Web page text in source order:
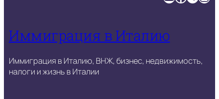
Иммиграция в Италию
Иммиграция в Италию, ВНЖ, бизнес, недвижимость,
налоги и жизнь в Италии